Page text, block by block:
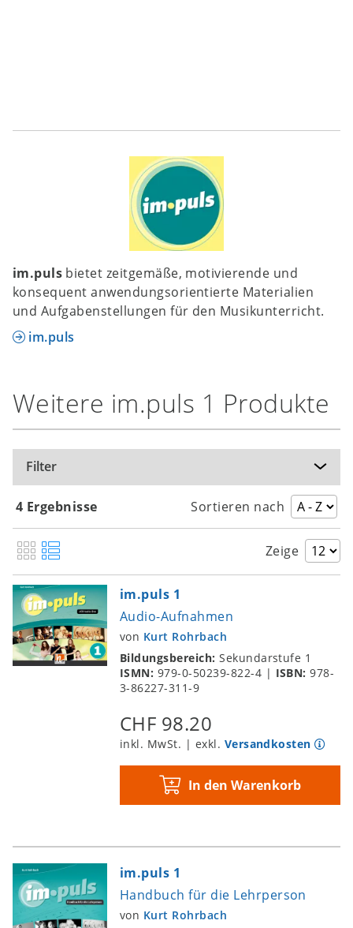
im.puls bietet zeitgemäße, motivierende und
konsequent anwendungsorientierte Materialien
und Aufgabenstellungen für den Musikunterricht.
im.puls
Weitere im.puls 1 Produkte
Filter
4 Ergebnisse Sortieren nach
Zeige
im.puls 1
Audio-Aufnahmen
von Kurt Rohrbach
Bildungsbereich:Sekundarstufe 1
ISMN: 979-0-50239-822-4 | ISBN:978-
3-86227-311-9
CHF 98.20
inkl. MwSt. | exkl. Versandkosten
In den Warenkorb
im.puls 1
Handbuch für die Lehrperson
von Kurt Rohrbach